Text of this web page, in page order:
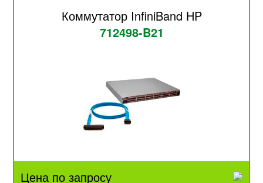
Коммутатор InfiniBand HP
712498-B21
Цена по запросу